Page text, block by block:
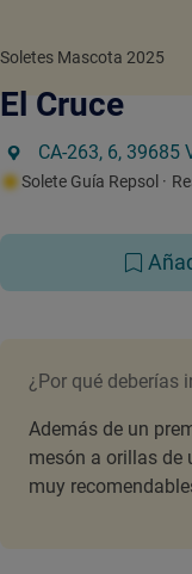
Soletes Mascota 2025
El Cruce
CA-263, 6, 39685
Solete Guía Repsol ·
¿Por qué deberías
Además de un
mesón a orillas de
muy